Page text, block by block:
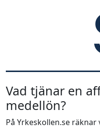
Vad tjänar en
medellön?
På Yrkeskollen.se